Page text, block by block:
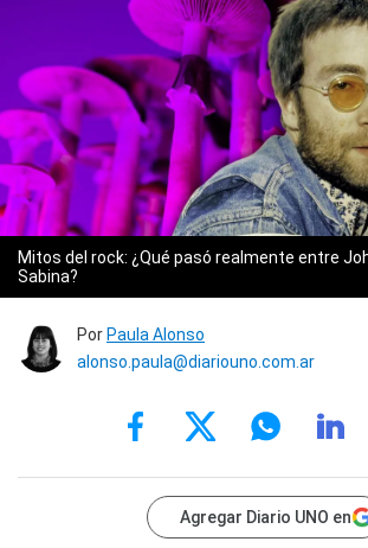
Mitos del rock: ¿Qué pasó realmente entre
Sabina?
Por Paula Alonso
alonso.paula@diariouno.com.ar
Agregar Diario UNO en